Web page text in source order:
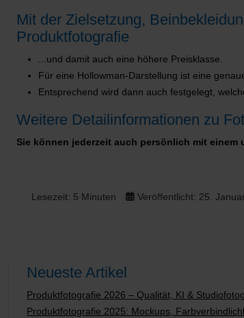
Mit der Zielsetzung,
Produktfotografie
...und damit auch eine höhere Preisklasse.
Für eine Hollowman-Darstellung ist eine
Entsprechend wird dann auch festgelegt,
Weitere Detailinformationen zu
Sie können jederzeit auch persönlich mit
Lesezeit: 5 Minuten Veröffentlicht: 25.
Neueste Artikel
Produktfotografie 2026 – Qualität, KI &
Produktfotografie 2025: Mockups,